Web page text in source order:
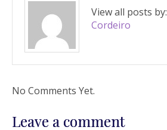
View all posts by:
Cordeiro
No Comments Yet.
Leave a comment